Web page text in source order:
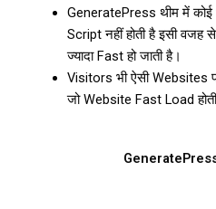
GeneratePress थीम में
Script नहीं होती है इसी वजह
ज्यादा Fast हो जाती है।
Visitors भी ऐसी Websites
जो Website Fast Load